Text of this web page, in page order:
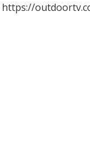
https://